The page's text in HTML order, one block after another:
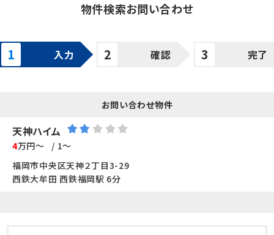
物件検索お問い合わせ
入力 確認 完了
お問い合わせ物件
天神ハイム
4万円～
/ 1～
福岡市中央区天神２丁目3-29
西鉄大牟田 西鉄福岡駅 6分